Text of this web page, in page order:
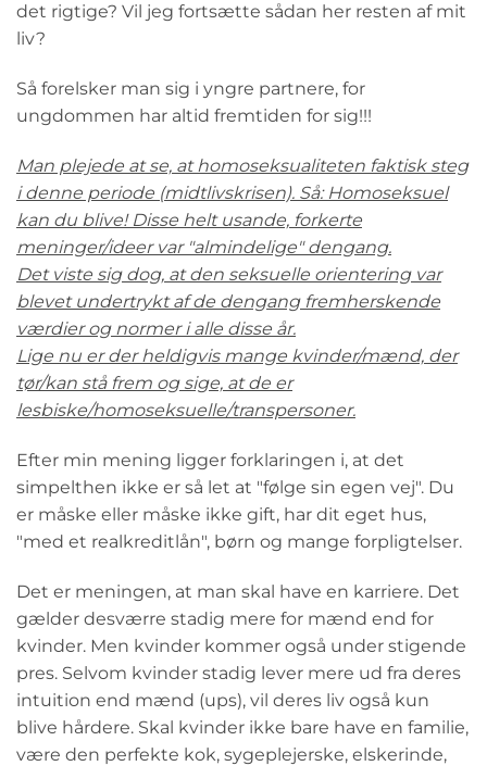
det rigtige? Vil jeg fortsætte sådan her resten af mit
liv?
Så forelsker man sig i yngre partnere, for
ungdommen har altid fremtiden for sig!!!
Man plejede at se, at homoseksualiteten faktisk steg
i denne periode (midtlivskrisen). Så: Homoseksuel
kan du blive! Disse helt usande, forkerte
meninger/ideer var "almindelige" dengang.
Det viste sig dog, at den seksuelle orientering var
blevet undertrykt af de dengang fremherskende
værdier og normer i alle disse år.
Lige nu er der heldigvis mange kvinder/mænd, der
tør/kan stå frem og sige, at de er
lesbiske/homoseksuelle/transpersoner.
Efter min mening ligger forklaringen i, at det
simpelthen ikke er så let at "følge sin egen vej". Du
er måske eller måske ikke gift, har dit eget hus,
"med et realkreditlån", børn og mange forpligtelser.
Det er meningen, at man skal have en karriere. Det
gælder desværre stadig mere for mænd end for
kvinder. Men kvinder kommer også under stigende
pres. Selvom kvinder stadig lever mere ud fra deres
intuition end mænd (ups), vil deres liv også kun
blive hårdere. Skal kvinder ikke bare have en familie,
være den perfekte kok, sygeplejerske, elskerinde,